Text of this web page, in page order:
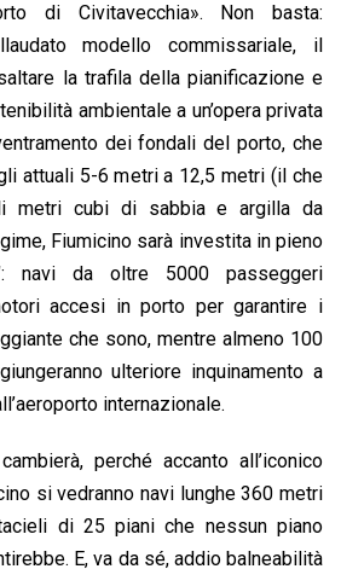
di Civitavecchia». Non basta:
modello commissariale, il
la trafila della pianificazione e
ambientale a un’opera privata
dei fondali del porto, che
attuali 5-6 metri a 12,5 metri (il che
metri cubi di sabbia e argilla da
Fiumicino sarà investita in pieno
navi da oltre 5000 passeggeri
accesi in porto per garantire i
che sono, mentre almeno 100
ulteriore inquinamento a
internazionale.
perché accanto all’iconico
si vedranno navi lunghe 360 metri
di 25 piani che nessun piano
E, va da sé, addio balneabilità